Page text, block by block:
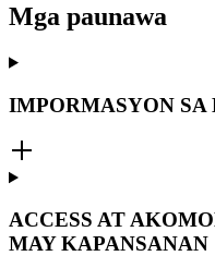
Mga paunawa
IMPORMASYON
ACCESS AT
MAY KAPANSANAN